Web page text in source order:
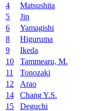
4
Matsushita
5
Jin
6
Yamagishi
8
Higuruma
9
Ikeda
10
Tammearu, M.
11
Tonozaki
12
Arao
14
Chang Y.S.
15
Deguchi